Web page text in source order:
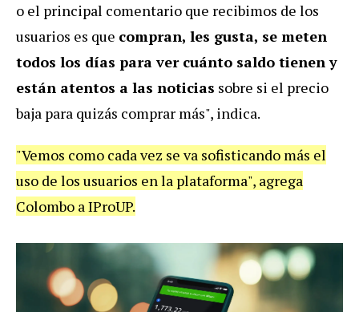
o el principal comentario que recibimos de los
usuarios es que compran, les gusta, se meten
todos los días para ver cuánto saldo tienen y
están atentos a las noticias sobre si el precio
baja para quizás comprar más", indica.
"Vemos como cada vez se va sofisticando más el
uso de los usuarios en la plataforma", agrega
Colombo a IProUP.